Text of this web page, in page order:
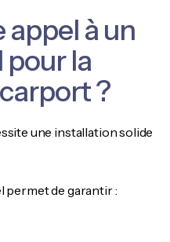
appel à un
la
?
une installation solide
permet de garantir :